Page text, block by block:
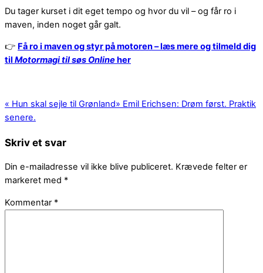
Du tager kurset i dit eget tempo og hvor du vil – og får ro i
maven, inden noget går galt.
👉 Få ro i maven og styr på motoren – læs mere og tilmeld dig
til Motormagi til søs Onlineher
« Hun skal sejle til Grønland» Emil Erichsen: Drøm først. Praktik
senere.
Skriv et svar
Din e-mailadresse vil ikke blive publiceret. Krævede felter er
markeret med *
Kommentar *